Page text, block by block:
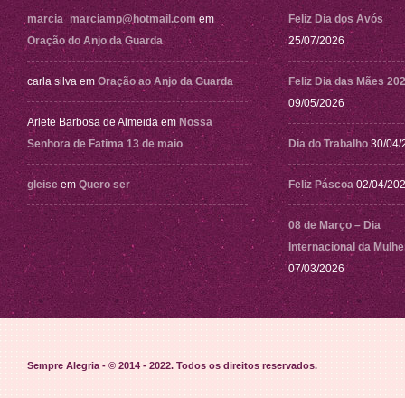
marcia_marciamp@hotmail.com em
Oração do Anjo da Guarda
carla silva em Oração ao Anjo da Guarda
Arlete Barbosa de Almeida em Nossa
Senhora de Fatima 13 de maio
gleise em Quero ser
Feliz Dia dos Avós
25/07/2026
Feliz Dia das Mães
09/05/2026
Dia do Trabalho 30/04/
Feliz Páscoa 02/04/
08 de Março – Dia
Internacional da
07/03/2026
Sempre Alegria - © 2014 - 2022. Todos os direitos reservados.